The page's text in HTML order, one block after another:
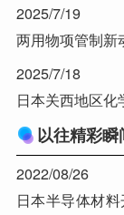
2025/7/19
两用物项管制新
2025/7/18
日本关西地区
以往精彩瞬
2022/08/26
日本半导体材